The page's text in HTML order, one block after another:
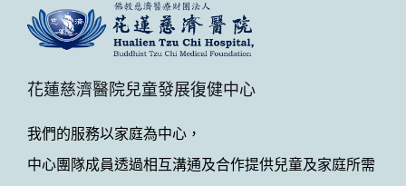
花蓮慈濟醫院兒童發展復健中心
我們的服務以家庭為中心，
中心團隊成員透過相互溝通及合作提供兒童及家庭所需